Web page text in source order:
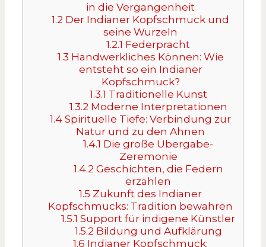
in die Vergangenheit
1.2 Der Indianer Kopfschmuck und
seine Wurzeln
1.2.1 Federpracht
1.3 Handwerkliches Können: Wie
entsteht so ein Indianer
Kopfschmuck?
1.3.1 Traditionelle Kunst
1.3.2 Moderne Interpretationen
1.4Spirituelle Tiefe: Verbindung zur
Natur und zu den Ahnen
1.4.1 Die große Übergabe-
Zeremonie
1.4.2 Geschichten, die Federn
erzählen
1.5 Zukunft des Indianer
Kopfschmucks: Tradition bewahren
1.5.1 Support für indigene Künstler
1.5.2 Bildung und Aufklärung
1.6 Indianer Kopfschmuck: